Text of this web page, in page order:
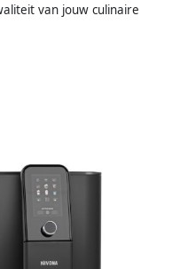
van jouw culinaire